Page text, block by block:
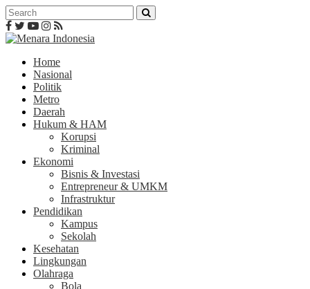
Home
Nasional
Politik
Metro
Daerah
Hukum & HAM
Korupsi
Kriminal
Ekonomi
Bisnis & Investasi
Entrepreneur & UMKM
Infrastruktur
Pendidikan
Kampus
Sekolah
Kesehatan
Lingkungan
Olahraga
Bola